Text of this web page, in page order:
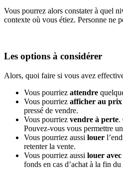
Vous pourrez alors constater à quel
contexte où vous étiez. Personne ne
Les options à considérer
Alors, quoi faire si vous avez
Vous pourriez attendre
Vous pourriez afficher au prix
pressé de vendre.
Vous pourriez vendre à perte.
Pouvez-vous vous permettre
Vous pourriez aussi louer
retenter la vente.
Vous pourriez aussi louer
fonds en cas d’achat à la fin